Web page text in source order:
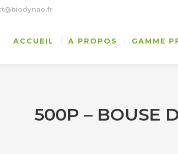
ACCUEIL A PROPOS GAMME
500P – BOUSE